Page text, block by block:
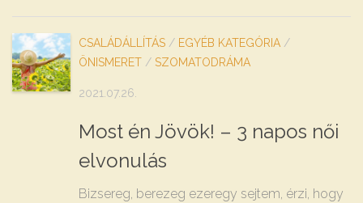
CSALÁDÁLLÍTÁS / EGYÉB KATEGÓRIA /
ÖNISMERET / SZOMATODRÁMA
2021.07.26.
Most én Jövök! – 3 napos női
elvonulás
Bizsereg, berezeg ezeregy sejtem, érzi, hogy